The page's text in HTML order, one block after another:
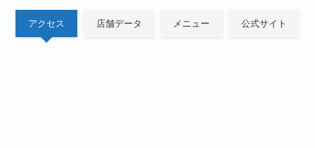
アクセス 店舗データ メニュー 公式サイト